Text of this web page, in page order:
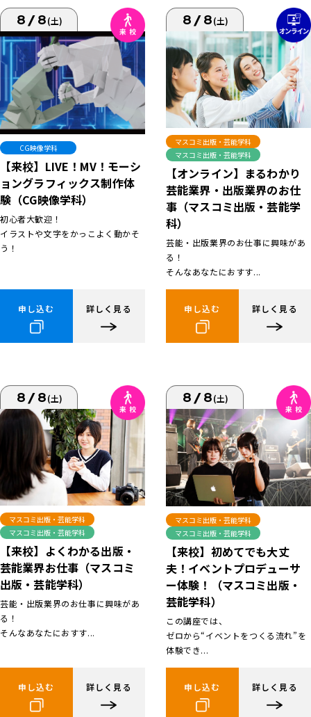
8/8(土)
CG映像学科
【来校】LIVE！MV！モーシ
ョングラフィックス制作体
験（CG映像学科）
初心者大歓迎！
イラストや文字をかっこよく動かそ
う！
申し込む 詳しく見る
8/8(土)
マスコミ出版・芸能学科
マスコミ出版・芸能学科
【オンライン】まるわかり
芸能業界・出版業界のお仕
事（マスコミ出版・芸能学
科）
芸能・出版業界のお仕事に興味があ
る！
そんなあなたにおすす...
申し込む 詳しく見る
8/8(土)
マスコミ出版・芸能学科
マスコミ出版・芸能学科
【来校】よくわかる出版・
芸能業界お仕事（マスコミ
出版・芸能学科）
芸能・出版業界のお仕事に興味があ
る！
そんなあなたにおすす...
申し込む 詳しく見る
8/8(土)
マスコミ出版・芸能学科
マスコミ出版・芸能学科
【来校】初めてでも大丈
夫！イベントプロデューサ
ー体験！（マスコミ出版・
芸能学科）
この講座では、
ゼロから“イベントをつくる流れ”を
体験でき...
申し込む 詳しく見る